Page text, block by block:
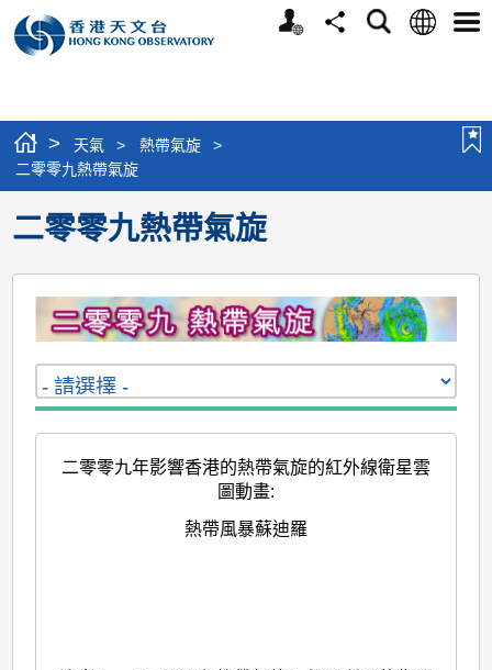
個
分
搜
語
選
> 天氣 > 熱帶氣旋
>
二零零九熱帶氣旋
二零零九熱帶氣旋
二零零九年影響香港的熱帶氣旋的紅外線衛星雲
圖動畫:
熱帶風暴蘇迪羅